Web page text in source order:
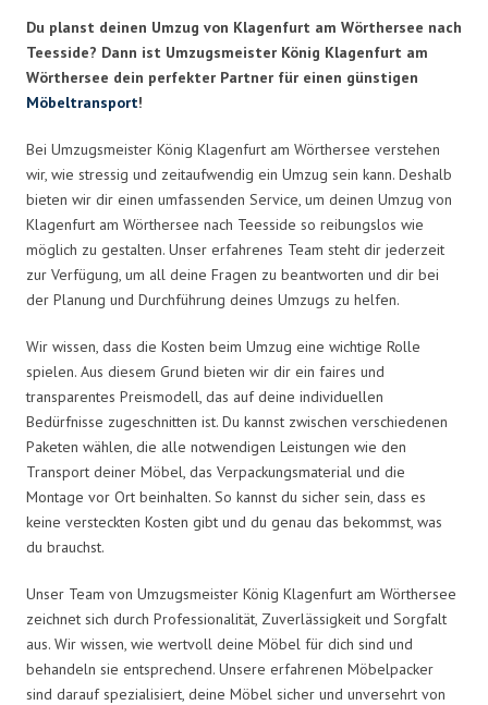
Du planst deinen Umzug von Klagenfurt am Wörthersee nach
Teesside? Dann ist Umzugsmeister König Klagenfurt am
Wörthersee dein perfekter Partner für einen günstigen
Möbeltransport!
Bei Umzugsmeister König Klagenfurt am Wörthersee verstehen
wir, wie stressig und zeitaufwendig ein Umzug sein kann. Deshalb
bieten wir dir einen umfassenden Service, um deinen Umzug von
Klagenfurt am Wörthersee nach Teesside so reibungslos wie
möglich zu gestalten. Unser erfahrenes Team steht dir jederzeit
zur Verfügung, um all deine Fragen zu beantworten und dir bei
der Planung und Durchführung deines Umzugs zu helfen.
Wir wissen, dass die Kosten beim Umzug eine wichtige Rolle
spielen. Aus diesem Grund bieten wir dir ein faires und
transparentes Preismodell, das auf deine individuellen
Bedürfnisse zugeschnitten ist. Du kannst zwischen verschiedenen
Paketen wählen, die alle notwendigen Leistungen wie den
Transport deiner Möbel, das Verpackungsmaterial und die
Montage vor Ort beinhalten. So kannst du sicher sein, dass es
keine versteckten Kosten gibt und du genau das bekommst, was
du brauchst.
Unser Team von Umzugsmeister König Klagenfurt am Wörthersee
zeichnet sich durch Professionalität, Zuverlässigkeit und Sorgfalt
aus. Wir wissen, wie wertvoll deine Möbel für dich sind und
behandeln sie entsprechend. Unsere erfahrenen Möbelpacker
sind darauf spezialisiert, deine Möbel sicher und unversehrt von